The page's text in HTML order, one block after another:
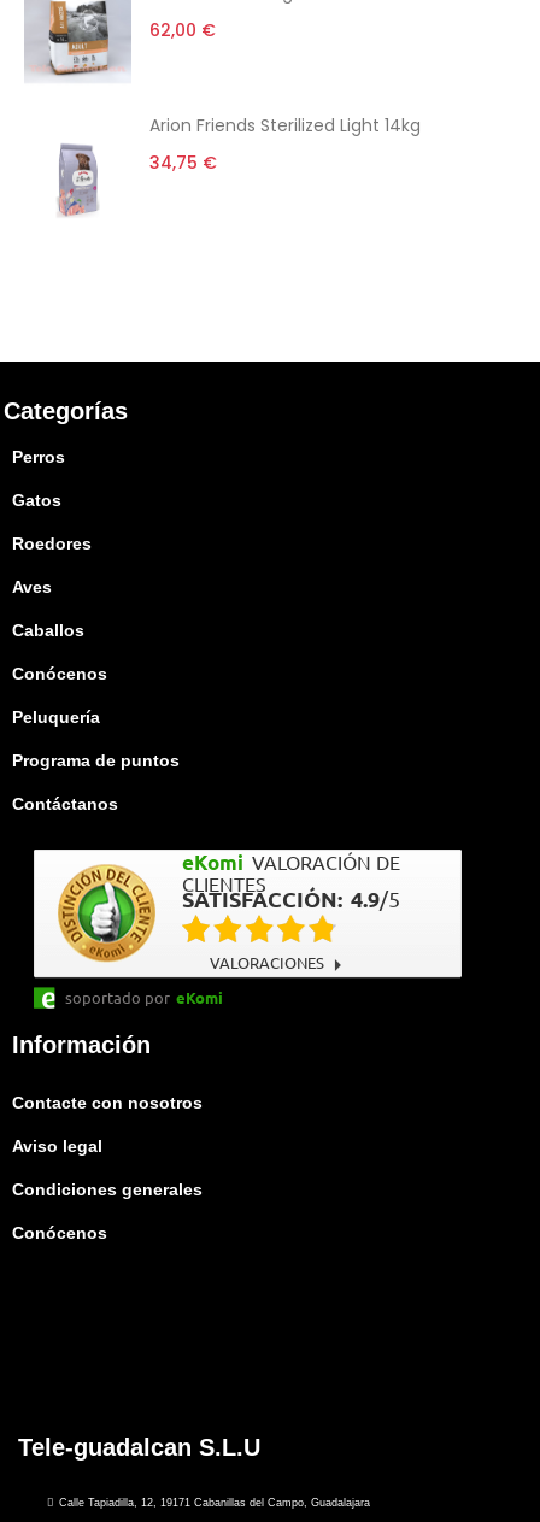
62,00 €
Arion Friends Sterilized Light 14kg
34,75 €
Categorías
Perros
Gatos
Roedores
Aves
Caballos
Conócenos
Peluquería
Programa de puntos
Contáctanos
eKomi VALORACIÓN DE
CLIENTES
SATISFACCIÓN: 4.9/5
VALORACIONES
soportado por eKomi
Información
Contacte con nosotros
Aviso legal
Condiciones generales
Conócenos
Tele-guadalcan S.L.U
Calle Tapiadilla, 12, 19171 Cabanillas del Campo, Guadalajara